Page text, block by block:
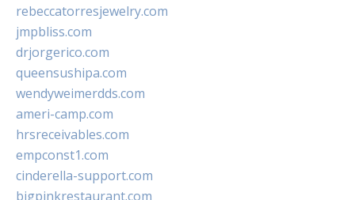
rebeccatorresjewelry.com
jmpbliss.com
drjorgerico.com
queensushipa.com
wendyweimerdds.com
ameri-camp.com
hrsreceivables.com
empconst1.com
cinderella-support.com
bigpinkrestaurant.com